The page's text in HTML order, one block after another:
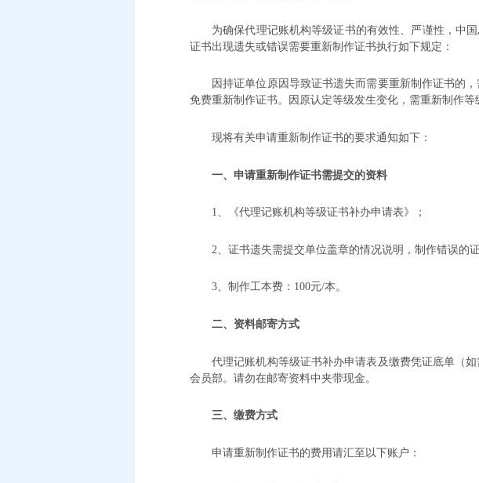
为确保代理记账机构等级证书的有效性、严谨性，中
证书出现遗失或错误需要重新制作证书执行如下规定：
因持证单位原因导致证书遗失而需要重新制作证书的
免费重新制作证书。因原认定等级发生变化，需重新制作等
现将有关申请重新制作证书的要求通知如下：
一、申请重新制作证书需提交的资料
1、《代理记账机构等级证书补办申请表》；
2、证书遗失需提交单位盖章的情况说明，制作错误的
3、制作工本费：100元/本。
二、资料邮寄方式
代理记账机构等级证书补办申请表及缴费凭证底单（
会员部。请勿在邮寄资料中夹带现金。
三、缴费方式
申请重新制作证书的费用请汇至以下账户：